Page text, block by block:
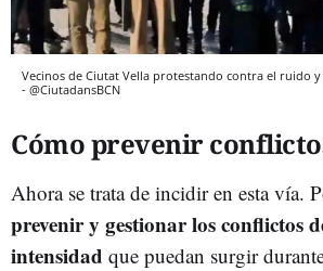
Vecinos de Ciutat Vella protestando contra el ruido y
- @CiutadansBCN
Cómo prevenir
Ahora se trata de incidir en esta vía.
prevenir y gestionar los conflictos
intensidad que puedan surgir